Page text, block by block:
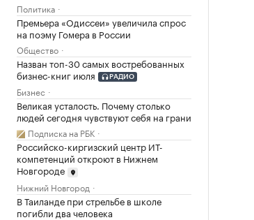
Политика
Премьера «Одиссеи» увеличила спрос
на поэму Гомера в России
Общество
Назван топ-30 самых востребованных
бизнес-книг июля
РАДИО
Бизнес
Великая усталость. Почему столько
людей сегодня чувствуют себя на грани
Подписка на РБК
Российско-киргизский центр ИТ-
компетенций откроют в Нижнем
Новгороде
Нижний Новгород
В Таиланде при стрельбе в школе
погибли два человека